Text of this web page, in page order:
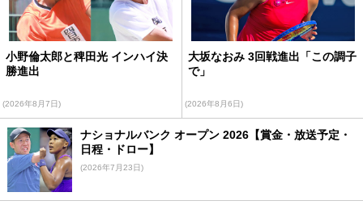
小野倫太郎と稗田光 インハイ決
勝進出
(2026年8月7日)
大坂なおみ 3回戦進出「この調子
で」
(2026年8月6日)
ナショナルバンク オープン 2026【賞金・放送予定・
日程・ドロー】
(2026年7月23日)